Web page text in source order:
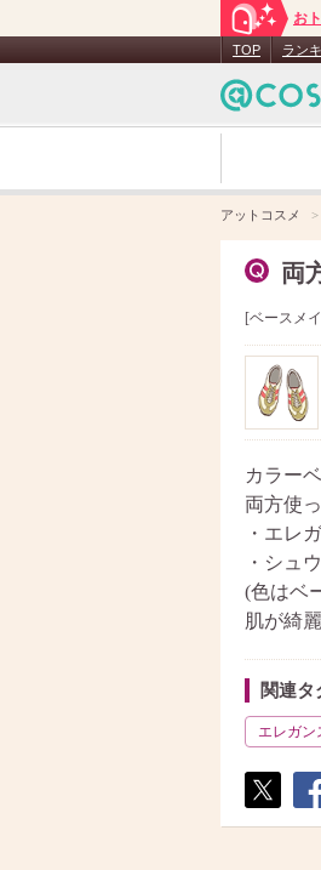
お
TOP ラン
アットコスメ
両
ベースメ
カラー
両方使
・エレ
・シュ
(色はベ
肌が綺
関連タ
エレガン
ト
ア